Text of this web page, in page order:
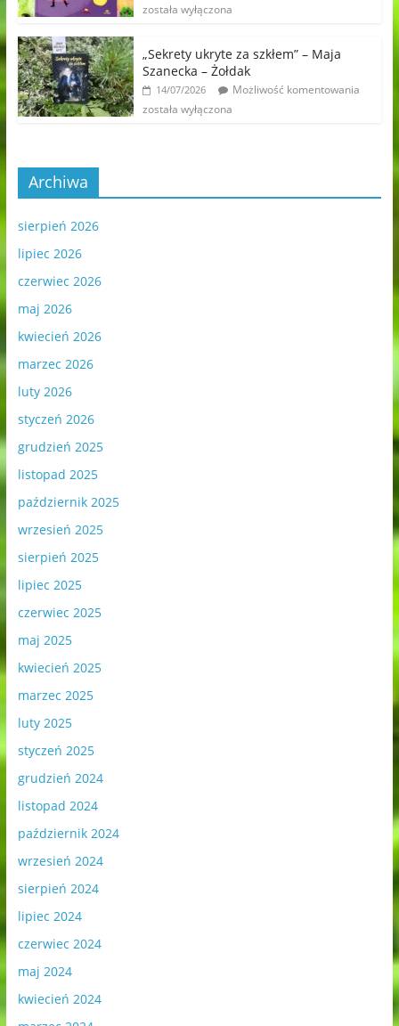
została wyłączona
„Sekrety ukryte za szkłem” – Maja
Szanecka – Żołdak
14/07/2026
Możliwość komentowania
została wyłączona
Archiwa
sierpień 2026
lipiec 2026
czerwiec 2026
maj 2026
kwiecień 2026
marzec 2026
luty 2026
styczeń 2026
grudzień 2025
listopad 2025
październik 2025
wrzesień 2025
sierpień 2025
lipiec 2025
czerwiec 2025
maj 2025
kwiecień 2025
marzec 2025
luty 2025
styczeń 2025
grudzień 2024
listopad 2024
październik 2024
wrzesień 2024
sierpień 2024
lipiec 2024
czerwiec 2024
maj 2024
kwiecień 2024